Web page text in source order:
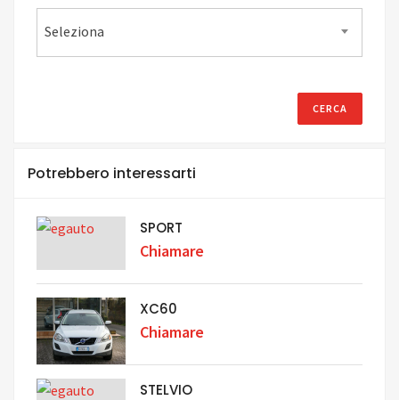
Seleziona
Potrebbero interessarti
SPORT
Chiamare
XC60
Chiamare
STELVIO